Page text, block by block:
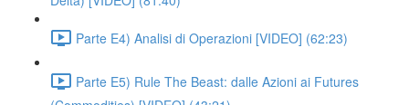
Parte E4) Analisi di Operazioni [VIDEO] (62:23)
Parte E5) Rule The Beast: dalle Azioni ai Futures